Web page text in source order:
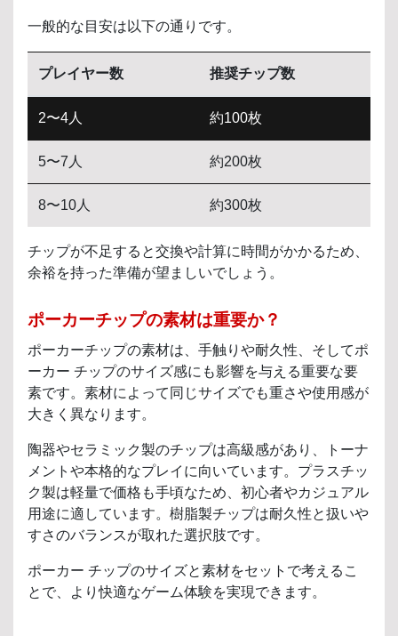
一般的な目安は以下の通りです。
プレイヤー数 推奨チップ数
2〜4人 約100枚
5〜7人 約200枚
8〜10人 約300枚
チップが不足すると交換や計算に時間がかかるため、
余裕を持った準備が望ましいでしょう。
ポーカーチップの素材は重要か？
ポーカーチップの素材は、手触りや耐久性、そしてポ
ーカー チップのサイズ感にも影響を与える重要な要
素です。素材によって同じサイズでも重さや使用感が
大きく異なります。
陶器やセラミック製のチップは高級感があり、トーナ
メントや本格的なプレイに向いています。プラスチッ
ク製は軽量で価格も手頃なため、初心者やカジュアル
用途に適しています。樹脂製チップは耐久性と扱いや
すさのバランスが取れた選択肢です。
ポーカー チップのサイズと素材をセットで考えるこ
とで、より快適なゲーム体験を実現できます。